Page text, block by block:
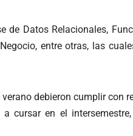
Datos Relacionales,
entre otras, las
debieron cumplir con
cursar en el